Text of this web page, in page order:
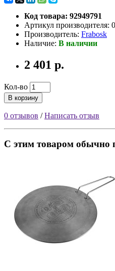
Код товара: 92949791
Артикул производителя:
Производитель: Frabosk
Наличие: В наличии
2 401 р.
Кол-во
В корзину
0 отзывов /Написать отзыв
С этим товаром обычно